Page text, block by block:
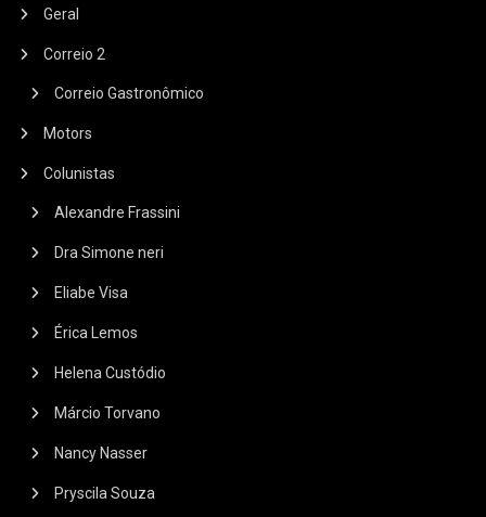
Geral
Correio 2
Correio Gastronômico
Motors
Colunistas
Alexandre Frassini
Dra Simone neri
Eliabe Visa
Érica Lemos
Helena Custódio
Márcio Torvano
Nancy Nasser
Pryscila Souza